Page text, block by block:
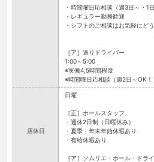
・時間曜日応相談（週3日～・1
・レギュラー勤務歓迎
・シフトのご相談はお気軽にどう
［ア］送りドライバー
1:00～5:00
※実働4,5時間程度
※時間曜日応相談（週2日～OK！
店休日
日曜
［正］ホールスタッフ
・週休2日制（日曜休み）
・夏季・年末年始休暇あり
・有給休暇あり
［ア］ソムリエ・ホール・ドラ